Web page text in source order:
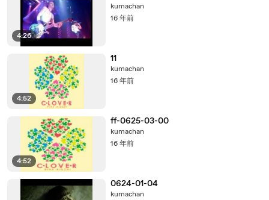
4:26
kumachan
16 年前
4:52
11
kumachan
16 年前
4:52
ff-0625-03-00
kumachan
16 年前
0624-01-04
kumachan